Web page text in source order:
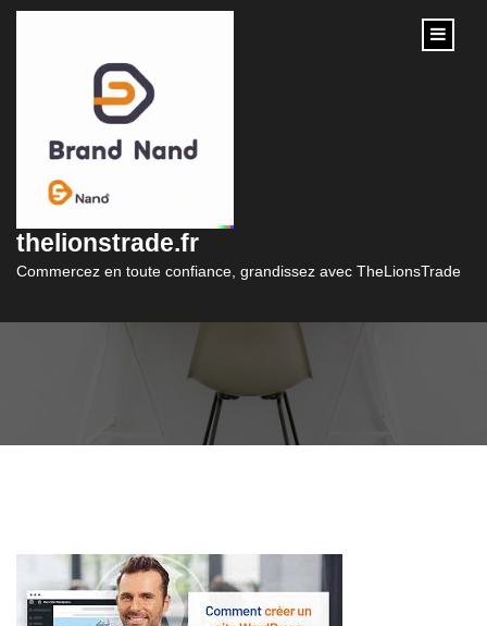
content
thelionstrade.fr
Commercez en toute confiance, grandissez avec TheLionsTrade
Comment créer un
site de vente en ligne
gratuit et efficace ?